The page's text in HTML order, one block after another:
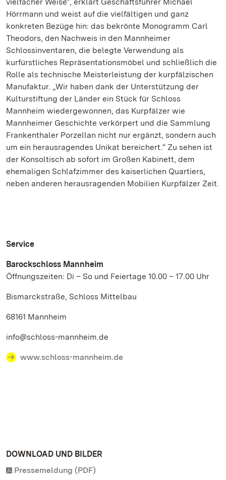
Hörrmann und weist auf die vielfältigen und ganz
konkreten Bezüge hin: das bekrönte Monogramm Carl
Theodors, den Nachweis in den Mannheimer
Schlossinventaren, die belegte Verwendung als
kurfürstliches Repräsentationsmöbel und schließlich die
Rolle als technische Meisterleistung der kurpfälzischen
Manufaktur. „Wir haben dank der Unterstützung der
Kulturstiftung der Länder ein Stück für Schloss
Mannheim wiedergewonnen, das Kurpfälzer wie
Mannheimer Geschichte verkörpert und die Sammlung
Frankenthaler Porzellan nicht nur ergänzt, sondern auch
um ein herausragendes Unikat bereichert.“ Zu sehen ist
der Konsoltisch ab sofort im Großen Kabinett, dem
ehemaligen Schlafzimmer des kaiserlichen Quartiers,
neben anderen herausragenden Mobilien Kurpfälzer Zeit.
Service
Barockschloss Mannheim
Öffnungszeiten: Di – So und Feiertage 10.00 – 17.00 Uhr
Bismarckstraße, Schloss Mittelbau
68161 Mannheim
info@schloss-mannheim.de
www.schloss-mannheim.de
DOWNLOAD UND BILDER
Pressemeldung (PDF)